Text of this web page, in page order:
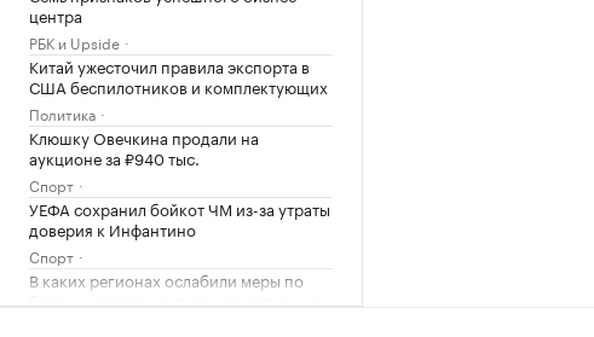
центра
РБК и Upside
Китай ужесточил правила экспорта в
США беспилотников и комплектующих
Политика
Клюшку Овечкина продали на
аукционе за ₽940 тыс.
Спорт
УЕФА сохранил бойкот ЧМ из-за утраты
доверия к Инфантино
Спорт
В каких регионах ослабили меры по
бензину. Карта и актуальная ситуация